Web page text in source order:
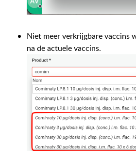
Niet meer verkrijgbare vaccins
na de actuele vaccins.